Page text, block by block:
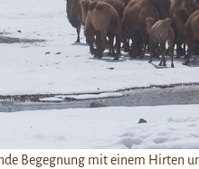
Begegnung mit einem Hirten